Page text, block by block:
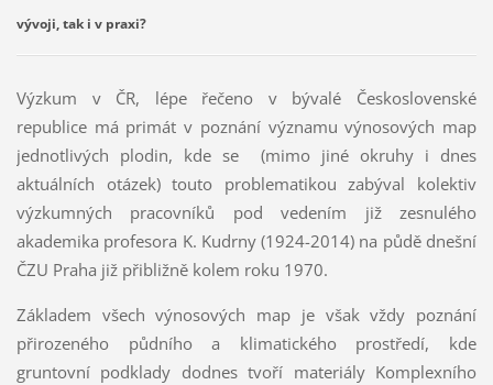
vývoji, tak i v praxi?
Výzkum v ČR, lépe řečeno v bývalé Československé
republice má primát v poznání významu výnosových map
jednotlivých plodin, kde se (mimo jiné okruhy i dnes
aktuálních otázek) touto problematikou zabýval kolektiv
výzkumných pracovníků pod vedením již zesnulého
akademika profesora K. Kudrny (1924-2014) na půdě dnešní
ČZU Praha již přibližně kolem roku 1970.
Základem všech výnosových map je však vždy poznání
přirozeného půdního a klimatického prostředí, kde
gruntovní podklady dodnes tvoří materiály Komplexního